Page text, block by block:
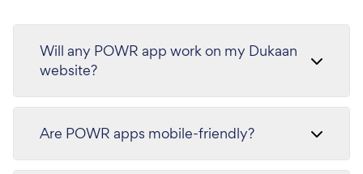
Will any POWR app work on my Dukaan
website?
Are POWR apps mobile-friendly?